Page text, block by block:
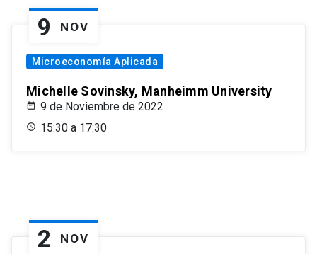
9 NOV
Microeconomía Aplicada
Michelle Sovinsky, Manheimm University
9 de Noviembre de 2022
15:30 a 17:30
2 NOV